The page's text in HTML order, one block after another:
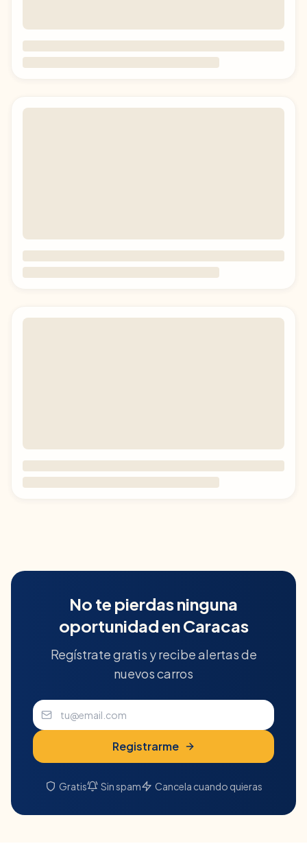
No te pierdas ninguna
oportunidad enCaracas
Regístrate gratis y recibe alertas de
nuevos carros
Registrarme
Gratis Sin spam Cancela cuando quieras